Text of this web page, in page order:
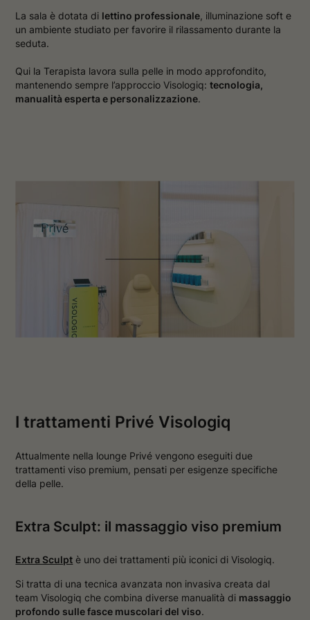
La sala è dotata di lettino professionale, illuminazione soft e
un ambiente studiato per favorire il rilassamento durante la
seduta.
Qui la Terapista lavora sulla pelle in modo approfondito,
mantenendo sempre l’approccio Visologiq:tecnologia,
manualità esperta e personalizzazione.
I trattamenti Privé Visologiq
Attualmente nella lounge Privé vengono eseguiti due
trattamenti viso premium, pensati per esigenze specifiche
della pelle.
Extra Sculpt: il massaggio viso premium
Extra Sculpt è uno dei trattamenti più iconici di Visologiq.
Si tratta di una tecnica avanzata non invasiva creata dal
team Visologiq che combina diverse manualità di massaggio
profondo sulle fasce muscolari del viso.